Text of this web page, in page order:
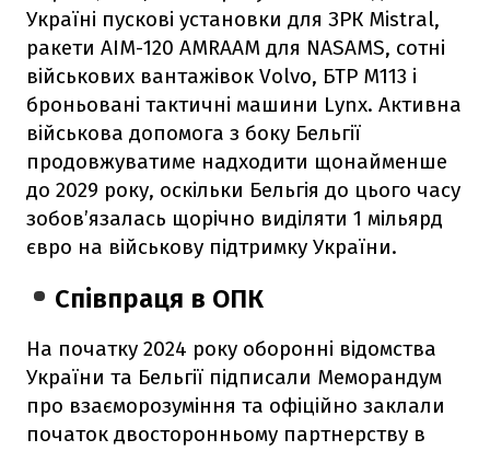
Україні пускові установки для ЗРК Mistral,
ракети AIM-120 AMRAAM для NASAMS, сотні
військових вантажівок Volvo, БТР M113 і
броньовані тактичні машини Lynx. Активна
військова допомога з боку Бельгії
продовжуватиме надходити щонайменше
до 2029 року, оскільки Бельгія до цього часу
зобов’язалась щорічно виділяти 1 мільярд
євро на військову підтримку України.
Співпраця в ОПК
На початку 2024 року оборонні відомства
України та Бельгії підписали Меморандум
про взаєморозуміння та офіційно заклали
початок двосторонньому партнерству в